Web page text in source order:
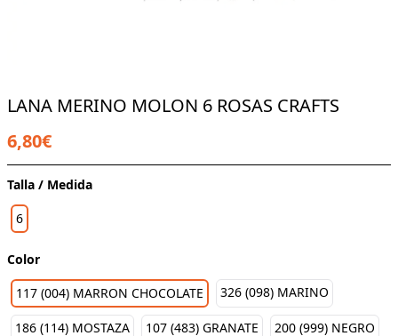
LANA MERINO MOLON 6 ROSAS CRAFTS
6,80€
Talla / Medida
6
Color
117 (004) MARRON CHOCOLATE
326 (098) MARINO
186 (114) MOSTAZA 107 (483) GRANATE
200 (999) NEGRO